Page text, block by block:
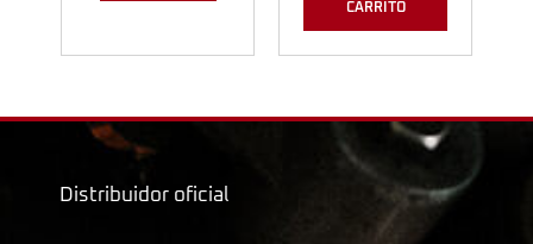
CARRITO
Distribuidor oficial